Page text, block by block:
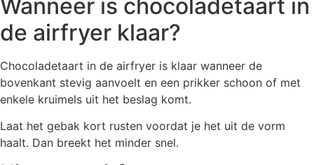
Wanneer is chocoladetaart in
de airfryer klaar?
Chocoladetaart in de airfryer is klaar wanneer de
bovenkant stevig aanvoelt en een prikker schoon of met
enkele kruimels uit het beslag komt.
Laat het gebak kort rusten voordat je het uit de vorm
haalt. Dan breekt het minder snel.